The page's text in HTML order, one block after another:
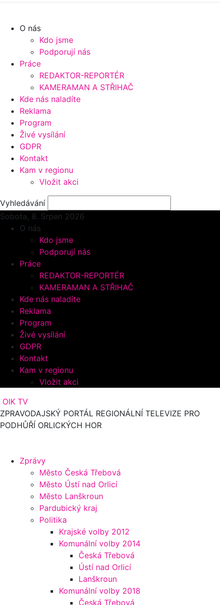
O nás
Kdo jsme
Podporují nás
Práce
REDAKTOR-REPORTÉR
KAMERAMAN A STŘIHAČ
Kde nás naladíte
Reklama
Program
Živé vysílání
GDPR
Kontakt
Kam v regionu
Vložit akci
Vyhledávání
Sobota, 8. Srpen 2026
O nás
Kdo jsme
Podporují nás
Práce
REDAKTOR-REPORTÉR
KAMERAMAN A STŘIHAČ
Kde nás naladíte
Reklama
Program
Živé vysílání
GDPR
Kontakt
Kam v regionu
Vložit akci
OIK TV
ZPRAVODAJSKÝ PORTÁL REGIONÁLNÍ TELEVIZE PRO
PODHŮŘÍ ORLICKÝCH HOR
Zprávy
Město Česká Třebová
Město Ústí nad Orlicí
Město Lanškroun
Pardubický kraj
Politika
Krajské volby 2012
Komunální volby 2014
Česká Třebová
Ústí nad Orlicí
Lanškroun
Komunální volby 2018
Česká Třebová